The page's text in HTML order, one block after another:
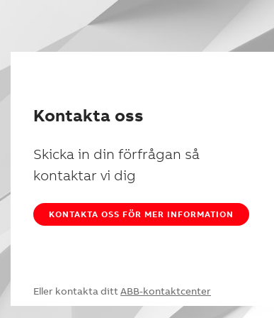
Kontakta oss
Skicka in din förfrågan så
kontaktar vi dig
KONTAKTA OSS FÖR MER INFORMATION
Eller kontakta dittABB-kontaktcenter